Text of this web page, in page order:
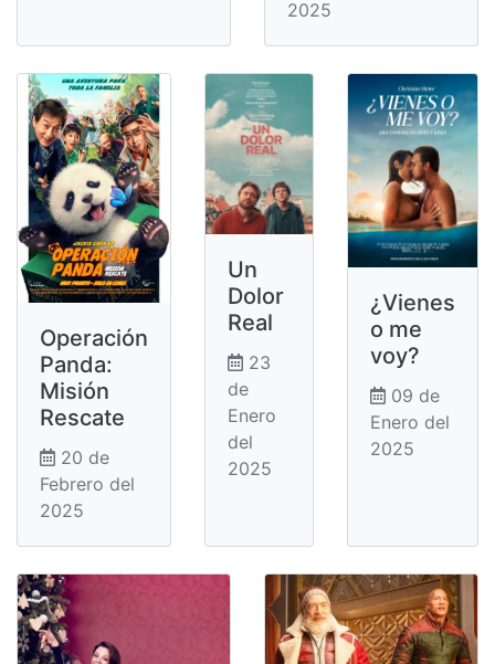
2025
Operación
Panda:
Misión
Rescate
20 de
Febrero del
2025
Un
Dolor
Real
23
de
Enero
del
2025
¿Vienes
o me
voy?
09 de
Enero del
2025